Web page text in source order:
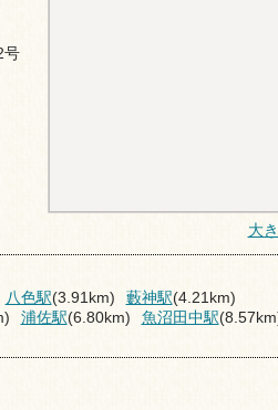
号
大
八色駅(3.91km) 藪神駅(4.21km)
浦佐駅(6.80km) 魚沼田中駅